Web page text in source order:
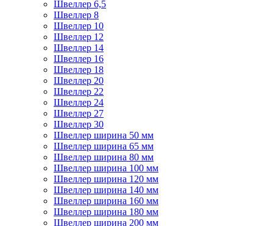
Швеллер 6,5
Швеллер 8
Швеллер 10
Швеллер 12
Швеллер 14
Швеллер 16
Швеллер 18
Швеллер 20
Швеллер 22
Швеллер 24
Швеллер 27
Швеллер 30
Швеллер ширина 50 мм
Швеллер ширина 65 мм
Швеллер ширина 80 мм
Швеллер ширина 100 мм
Швеллер ширина 120 мм
Швеллер ширина 140 мм
Швеллер ширина 160 мм
Швеллер ширина 180 мм
Швеллер ширина 200 мм